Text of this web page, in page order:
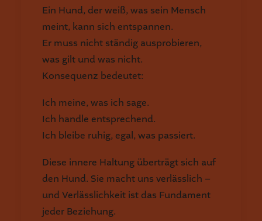
Ein Hund, der weiß, was sein Mensch
meint, kann sich entspannen.
Er muss nicht ständig ausprobieren,
was gilt und was nicht.
Konsequenz bedeutet:
Ich meine, was ich sage.
Ich handle entsprechend.
Ich bleibe ruhig, egal, was passiert.
Diese innere Haltung überträgt sich auf
den Hund. Sie macht uns verlässlich –
und Verlässlichkeit ist das Fundament
jeder Beziehung.